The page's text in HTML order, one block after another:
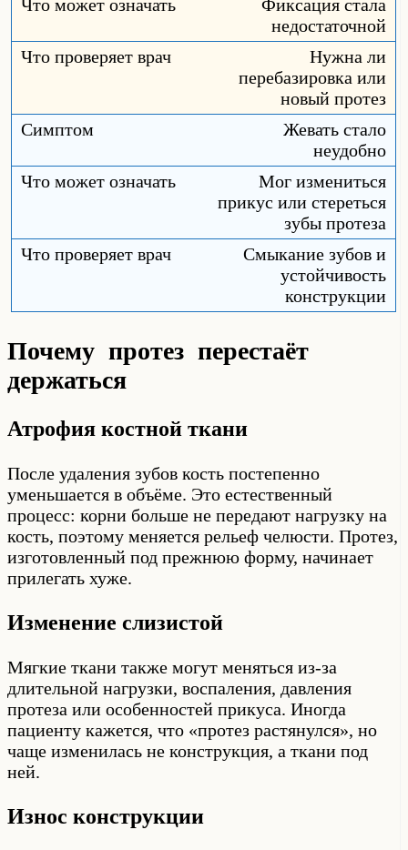
Фиксация стала
недостаточной
Нужна ли
перебазировка или
новый протез
Жевать стало
неудобно
Мог измениться
прикус или стереться
зубы протеза
Смыкание зубов и
устойчивость
конструкции
Почему протез перестаёт
держаться
Атрофия костной ткани
После удаления зубов кость постепенно
уменьшается в объёме. Это естественный
процесс: корни больше не передают нагрузку на
кость, поэтому меняется рельеф челюсти. Протез,
изготовленный под прежнюю форму, начинает
прилегать хуже.
Изменение слизистой
Мягкие ткани также могут меняться из-за
длительной нагрузки, воспаления, давления
протеза или особенностей прикуса. Иногда
пациенту кажется, что «протез растянулся», но
чаще изменилась не конструкция, а ткани под
ней.
Износ конструкции